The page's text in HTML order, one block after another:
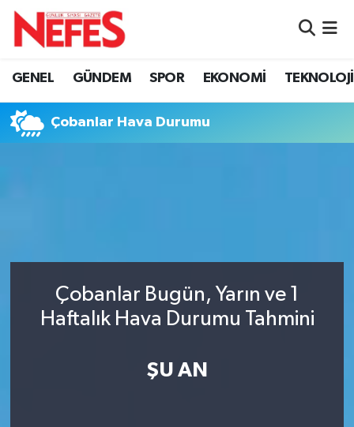
GENEL GÜNDEM SPOR EKONOMİ TEKNOLOJİ
Çobanlar Hava Durumu
Çobanlar Bugün, Yarın ve 1
Haftalık Hava Durumu Tahmini
ŞU AN
Hava Durumu
Namaz Vakitleri
Tüm Manşetler
Son Dakika Haberleri